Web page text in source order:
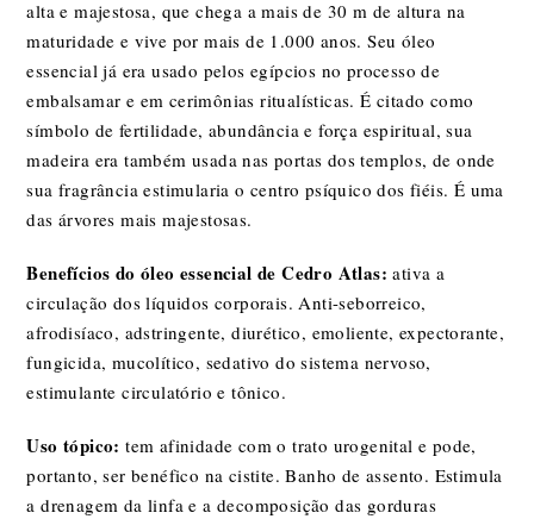
alta e majestosa, que chega a mais de 30 m de altura na
maturidade e vive por mais de 1.000 anos. Seu óleo
essencial já era usado pelos egípcios no processo de
embalsamar e em cerimônias ritualísticas. É citado como
símbolo de fertilidade, abundância e força espiritual, sua
madeira era também usada nas portas dos templos, de onde
sua fragrância estimularia o centro psíquico dos fiéis. É uma
das árvores mais majestosas.
Benefícios do óleo essencial de Cedro Atlas: ativa a
circulação dos líquidos corporais. Anti-seborreico,
afrodisíaco, adstringente, diurético, emoliente, expectorante,
fungicida, mucolítico, sedativo do sistema nervoso,
estimulante circulatório e tônico.
Uso tópico:tem afinidade com o trato urogenital e pode,
portanto, ser benéfico na cistite. Banho de assento. Estimula
a drenagem da linfa e a decomposição das gorduras